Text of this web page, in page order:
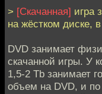
> [Скачанная] игра
на жёстком диске,
DVD занимает
скачанной игры. У
1,5-2 Tb занимает
объем на DVD, и